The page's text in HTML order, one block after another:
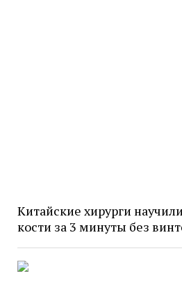
Китайские хирурги
кости за 3 минуты без